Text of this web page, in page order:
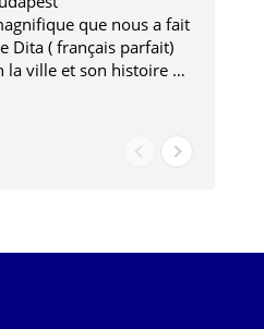
que nous a fait
Dita ( français parfait)
la ville et son histoire et
à des lieux
A la fin de notre séjour
une amie qu' une guide